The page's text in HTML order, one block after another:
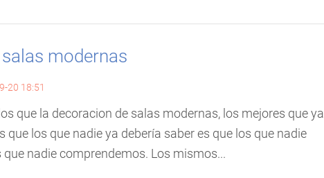
modernas
20 18:51
que la decoracion de salas modernas, los mejores que ya
los que nadie ya debería saber es que los que nadie
nadie comprendemos. Los mismos...